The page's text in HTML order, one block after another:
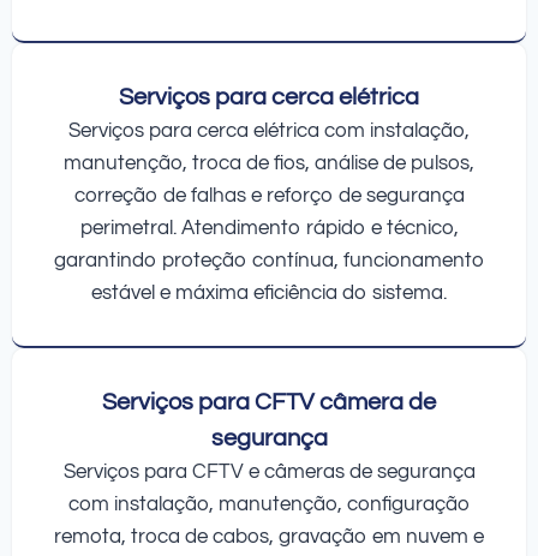
Serviços para cerca elétrica
Serviços para cerca elétrica com instalação,
manutenção, troca de fios, análise de pulsos,
correção de falhas e reforço de segurança
perimetral. Atendimento rápido e técnico,
garantindo proteção contínua, funcionamento
estável e máxima eficiência do sistema.
Serviços para CFTV câmera de
segurança
Serviços para CFTV e câmeras de segurança
com instalação, manutenção, configuração
remota, troca de cabos, gravação em nuvem e